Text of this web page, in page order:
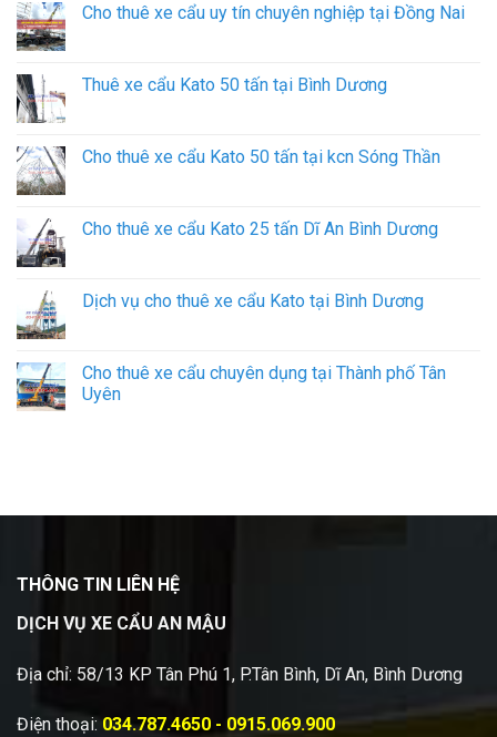
Cho thuê xe cẩu uy tín chuyên nghiệp tại Đồng Nai
Thuê xe cẩu Kato 50 tấn tại Bình Dương
Cho thuê xe cẩu Kato 50 tấn tại kcn Sóng Thần
Cho thuê xe cẩu Kato 25 tấn Dĩ An Bình Dương
Dịch vụ cho thuê xe cẩu Kato tại Bình Dương
Cho thuê xe cẩu chuyên dụng tại Thành phố Tân
Uyên
THÔNG TIN LIÊN HỆ
DỊCH VỤ XE CẨU AN MẬU
Địa chỉ: 58/13 KP Tân Phú 1, P.Tân Bình, Dĩ An, Bình Dương
Điện thoại: 034.787.4650 - 0915.069.900